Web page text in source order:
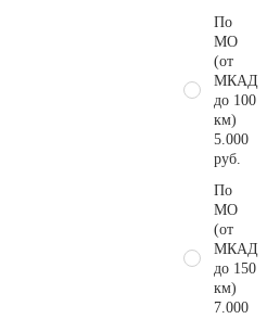
По
МО
(от
МКАД
до 100
км)
5.000
руб.
По
МО
(от
МКАД
до 150
км)
7.000